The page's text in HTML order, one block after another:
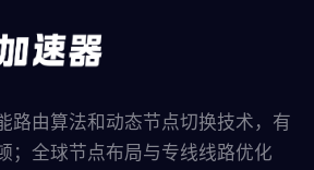
路由算法和动态节点切换技术，有
；全球节点布局与专线线路优化